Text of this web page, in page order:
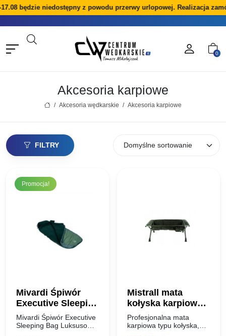
będzie niedostępny z powodu przerwy urlopowej. Realizacja
0
Akcesoria karpiowe
/ Akcesoria wędkarskie / Akcesoria karpiowe
FILTRY
Promocja!
Mivardi Śpiwór
Executive Sleeping
Bag
Mivardi Śpiwór Executive
Sleeping Bag Luksusowy
Mistrall mata
kołyska karpiowa
120×70/45
Profesjonalna mata
karpiowa typu kołyska,